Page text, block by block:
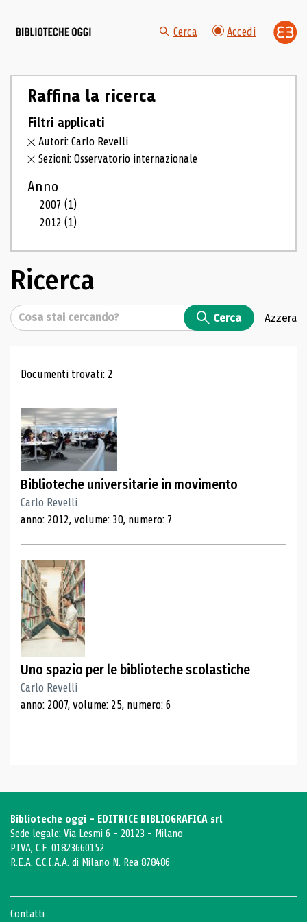
Cerca Accedi
Raffina la ricerca
Filtri applicati
Autori: Carlo Revelli
Sezioni: Osservatorio internazionale
Anno
2007(1)
2012(1)
Ricerca
Cerca Cerca Azzera
Risultati di ricerca
Documenti trovati: 2
Biblioteche universitarie in movimento
Carlo Revelli
anno: 2012, volume: 30, numero: 7
Uno spazio per le biblioteche scolastiche
Carlo Revelli
anno: 2007, volume: 25, numero: 6
Biblioteche oggi - EDITRICE BIBLIOGRAFICA srl
Sede legale: Via Lesmi 6 - 20123 - Milano
P.IVA, C.F. 01823660152
R.E.A. C.C.I.A.A. di Milano N. Rea 878486
Contatti